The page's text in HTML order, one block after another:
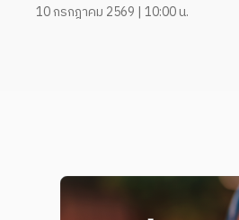
10 กรกฎาคม 2569 | 10:00 น.